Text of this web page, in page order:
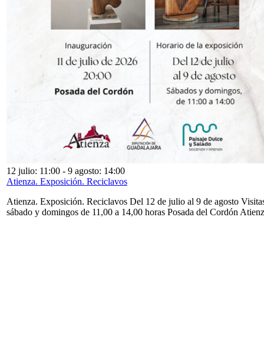
12 julio: 11:00 - 9 agosto: 14:00
Atienza. Exposición. Reciclavos
Atienza. Exposición. Reciclavos Del 12 de julio al 9 de agosto
sábado y domingos de 11,00 a 14,00 horas Posada del Cordón